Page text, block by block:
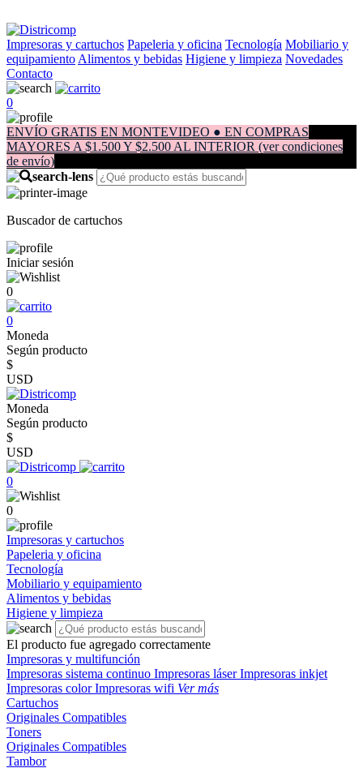
Impresoras y cartuchos Papeleria y oficina Tecnología Mobiliario y
equipamiento Alimentos y bebidas Higiene y limpieza Novedades
Contacto
0
ENVÍO GRATIS EN MONTEVIDEO ● EN COMPRAS
MAYORES A $1.500 Y $2.500 AL INTERIOR (ver condiciones
de envío)
Buscador de cartuchos
Iniciar sesión
0
0
Moneda
Según producto
$
USD
Moneda
Según producto
$
USD
0
0
Impresoras y cartuchos
Papeleria y oficina
Tecnología
Mobiliario y equipamiento
Alimentos y bebidas
Higiene y limpieza
El producto fue agregado correctamente
Impresoras y multifunción
Impresoras sistema continuo Impresoras láserImpresoras inkjet
Impresoras colorImpresoras wifi Ver más
Cartuchos
Originales Compatibles
Toners
Originales Compatibles
Tambor